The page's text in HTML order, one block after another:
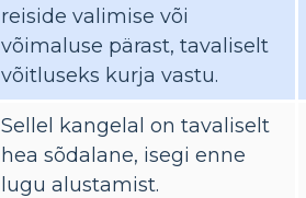
reiside valimise või
võimaluse pärast, tavaliselt
võitluseks kurja vastu.
Sellel kangelal on tavaliselt
hea sõdalane, isegi enne
lugu alustamist.